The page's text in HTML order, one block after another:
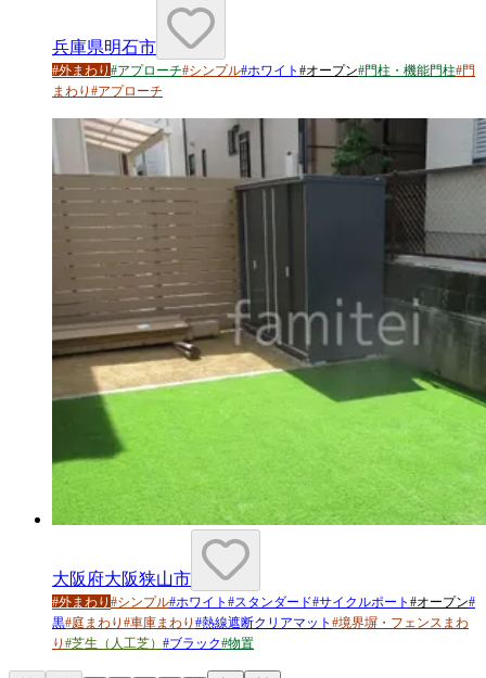
兵庫県明石市
#外まわり #アプローチ#シンプル#ホワイト #オープン#門柱・機能門柱#門
まわり #アプローチ
大阪府大阪狭山市
#外まわり #シンプル#ホワイト #スタンダード#サイクルポート #オープン#
黒#庭まわり #車庫まわり #熱線遮断クリアマット #境界塀・フェンスまわ
り #芝生（人工芝） #ブラック#物置